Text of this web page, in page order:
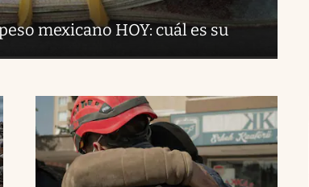
mexicano HOY: cuál es su